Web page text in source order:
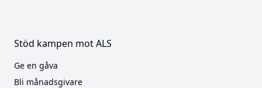
Stöd kampen mot ALS
Ge en gåva
Bli månadsgivare